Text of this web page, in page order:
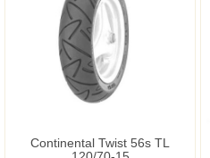
Continental Twist 56s TL